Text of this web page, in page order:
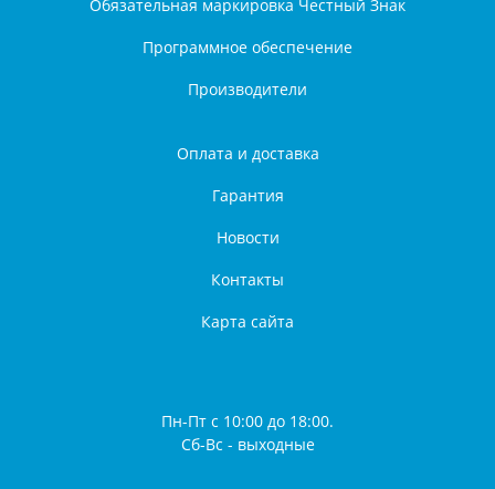
Обязательная маркировка Честный Знак
Программное обеспечение
Производители
Оплата и доставка
Гарантия
Новости
Контакты
Карта сайта
Пн-Пт с 10:00 до 18:00.
Сб-Вс - выходные